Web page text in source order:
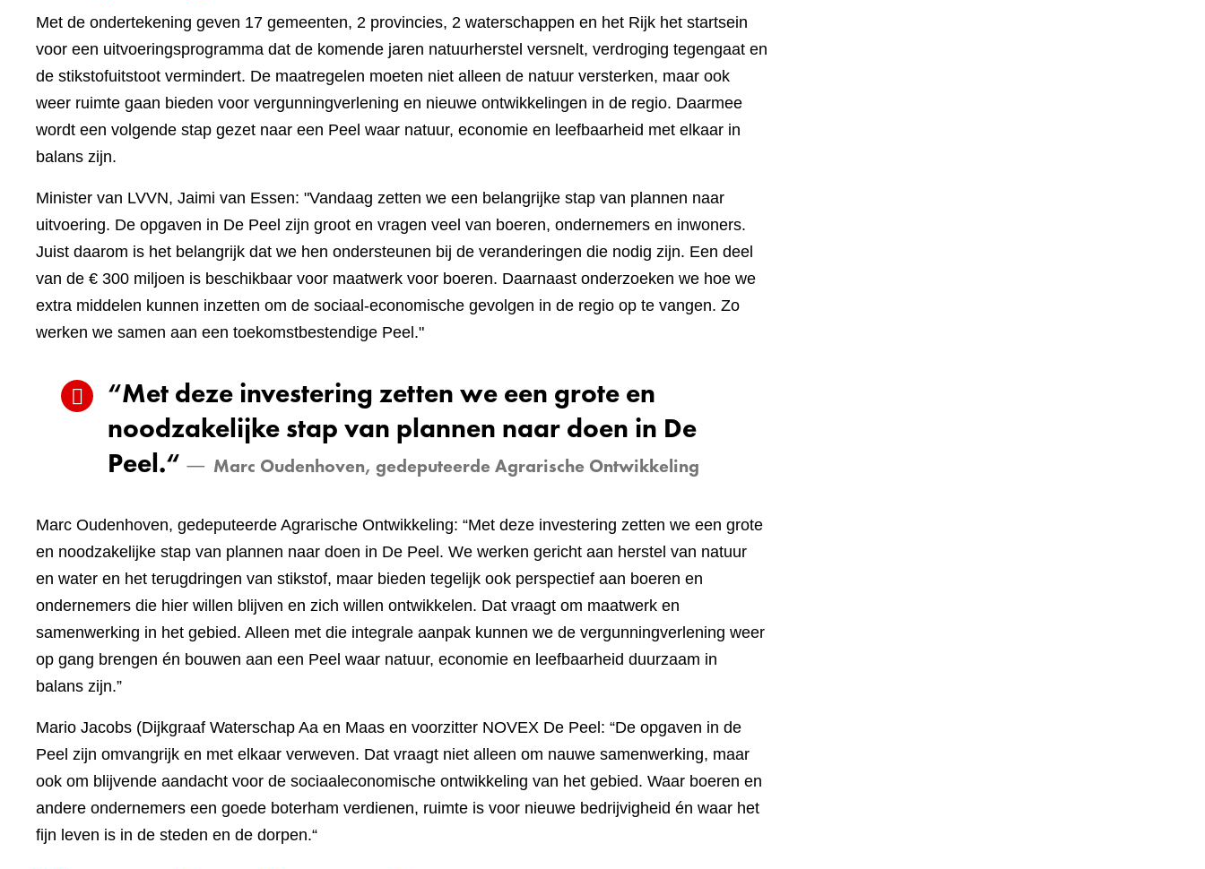
Met de ondertekening geven 17 gemeenten, 2 provincies, 2 waterschappen en het Rijk het startsein
voor een uitvoeringsprogramma dat de komende jaren natuurherstel versnelt, verdroging tegengaat en
de stikstofuitstoot vermindert. De maatregelen moeten niet alleen de natuur versterken, maar ook
weer ruimte gaan bieden voor vergunningverlening en nieuwe ontwikkelingen in de regio. Daarmee
wordt een volgende stap gezet naar een Peel waar natuur, economie en leefbaarheid met elkaar in
balans zijn.
Minister van LVVN, Jaimi van Essen: "Vandaag zetten we een belangrijke stap van plannen naar
uitvoering. De opgaven in De Peel zijn groot en vragen veel van boeren, ondernemers en inwoners.
Juist daarom is het belangrijk dat we hen ondersteunen bij de veranderingen die nodig zijn. Een deel
van de € 300 miljoen is beschikbaar voor maatwerk voor boeren. Daarnaast onderzoeken we hoe we
extra middelen kunnen inzetten om de sociaal-economische gevolgen in de regio op te vangen. Zo
werken we samen aan een toekomstbestendige Peel."
“Met deze investering zetten we een grote en
noodzakelijke stap van plannen naar doen in De
Peel.“
Marc Oudenhoven, gedeputeerde Agrarische Ontwikkeling
Marc Oudenhoven, gedeputeerde Agrarische Ontwikkeling: “Met deze investering zetten we een grote
en noodzakelijke stap van plannen naar doen in De Peel. We werken gericht aan herstel van natuur
en water en het terugdringen van stikstof, maar bieden tegelijk ook perspectief aan boeren en
ondernemers die hier willen blijven en zich willen ontwikkelen. Dat vraagt om maatwerk en
samenwerking in het gebied. Alleen met die integrale aanpak kunnen we de vergunningverlening weer
op gang brengen én bouwen aan een Peel waar natuur, economie en leefbaarheid duurzaam in
balans zijn.”
Mario Jacobs (Dijkgraaf Waterschap Aa en Maas en voorzitter NOVEX De Peel: “De opgaven in de
Peel zijn omvangrijk en met elkaar verweven. Dat vraagt niet alleen om nauwe samenwerking, maar
ook om blijvende aandacht voor de sociaaleconomische ontwikkeling van het gebied. Waar boeren en
andere ondernemers een goede boterham verdienen, ruimte is voor nieuwe bedrijvigheid én waar het
fijn leven is in de steden en de dorpen.“